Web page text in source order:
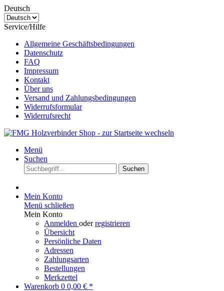
Deutsch
Service/Hilfe
Allgemeine Geschäftsbedingungen
Datenschutz
FAQ
Impressum
Kontakt
Über uns
Versand und Zahlungsbedingungen
Widerrufsformular
Widerrufsrecht
Menü
Suchen
Suchen
Mein Konto
Menü schließen
Mein Konto
Anmelden oderregistrieren
Übersicht
Persönliche Daten
Adressen
Zahlungsarten
Bestellungen
Merkzettel
Warenkorb 0 0,00 € *